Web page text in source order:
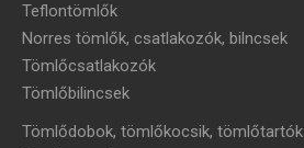
Teflontömlők
Norres tömlők, csatlakozók, bilncsek
Tömlőcsatlakozók
Tömlőbilincsek
Tömlődobok, tömlőkocsik, tömlőtartók